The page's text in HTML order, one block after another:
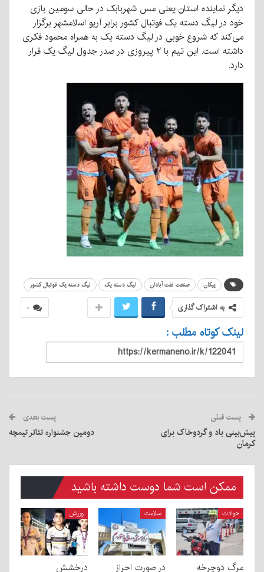
دیگر نماینده استان یعنی مس شهربابک در حالی سومین بازی
خود در لیگ دسته یک فوتبال کشور برابر آریو اسلامشهر برگزار
می‌کند که شروع خوبی در لیگ دسته یک به همراه محمود فکری
داشته است. این تیم با ۲ پیروزی در صدر جدول لیگ یک قرار
دارد.
پیکان صنعت نفت آبادان لیگ دسته یک لیگ دسته یک فوتبال کشور
۰ به اشتراک گذاری
لینک کوتاه مطلب :
پست قبلی
پیش‌بینی باد و گردوخاک برای
کرمان
پست بعدی
دومین جشنواره تئاتر تیمچه
ممکن است شما دوست داشته باشید
حوادث
مرگ دوچرخه
سلامت
در صورت احراز
ورزش
درخشش